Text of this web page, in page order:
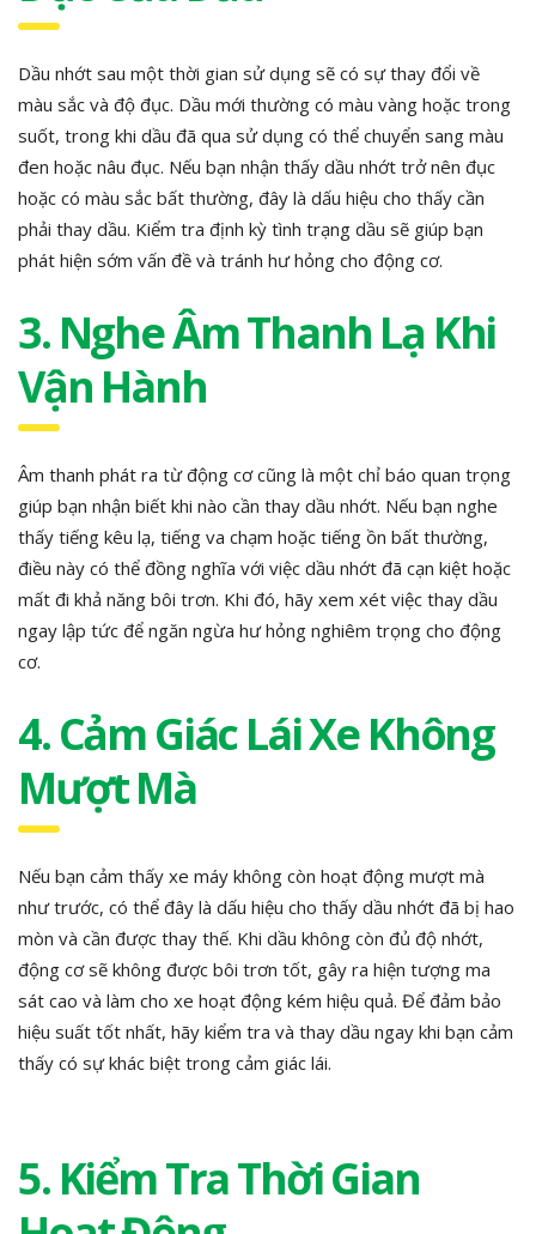
Dầu nhớt sau một thời gian sử dụng sẽ có sự thay đổi về
màu sắc và độ đục. Dầu mới thường có màu vàng hoặc trong
suốt, trong khi dầu đã qua sử dụng có thể chuyển sang màu
đen hoặc nâu đục. Nếu bạn nhận thấy dầu nhớt trở nên đục
hoặc có màu sắc bất thường, đây là dấu hiệu cho thấy cần
phải thay dầu. Kiểm tra định kỳ tình trạng dầu sẽ giúp bạn
phát hiện sớm vấn đề và tránh hư hỏng cho động cơ.
3. Nghe Âm Thanh Lạ Khi
Vận Hành
Âm thanh phát ra từ động cơ cũng là một chỉ báo quan trọng
giúp bạn nhận biết khi nào cần thay dầu nhớt. Nếu bạn nghe
thấy tiếng kêu lạ, tiếng va chạm hoặc tiếng ồn bất thường,
điều này có thể đồng nghĩa với việc dầu nhớt đã cạn kiệt hoặc
mất đi khả năng bôi trơn. Khi đó, hãy xem xét việc thay dầu
ngay lập tức để ngăn ngừa hư hỏng nghiêm trọng cho động
cơ.
4. Cảm Giác Lái Xe Không
Mượt Mà
Nếu bạn cảm thấy xe máy không còn hoạt động mượt mà
như trước, có thể đây là dấu hiệu cho thấy dầu nhớt đã bị hao
mòn và cần được thay thế. Khi dầu không còn đủ độ nhớt,
động cơ sẽ không được bôi trơn tốt, gây ra hiện tượng ma
sát cao và làm cho xe hoạt động kém hiệu quả. Để đảm bảo
hiệu suất tốt nhất, hãy kiểm tra và thay dầu ngay khi bạn cảm
thấy có sự khác biệt trong cảm giác lái.
5. Kiểm Tra Thời Gian